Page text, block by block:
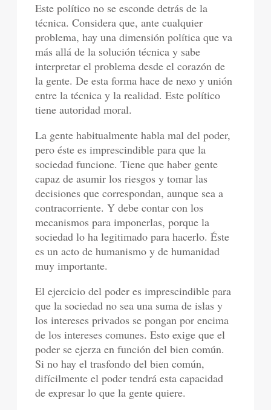
Este político no se esconde detrás de la
técnica. Considera que, ante cualquier
problema, hay una dimensión política que va
más allá de la solución técnica y sabe
interpretar el problema desde el corazón de
la gente. De esta forma hace de nexo y unión
entre la técnica y la realidad. Este político
tiene autoridad moral.
La gente habitualmente habla mal del poder,
pero éste es imprescindible para que la
sociedad funcione. Tiene que haber gente
capaz de asumir los riesgos y tomar las
decisiones que correspondan, aunque sea a
contracorriente. Y debe contar con los
mecanismos para imponerlas, porque la
sociedad lo ha legitimado para hacerlo. Éste
es un acto de humanismo y de humanidad
muy importante.
El ejercicio del poder es imprescindible para
que la sociedad no sea una suma de islas y
los intereses privados se pongan por encima
de los intereses comunes. Esto exige que el
poder se ejerza en función del bien común.
Si no hay el trasfondo del bien común,
difícilmente el poder tendrá esta capacidad
de expresar lo que la gente quiere.